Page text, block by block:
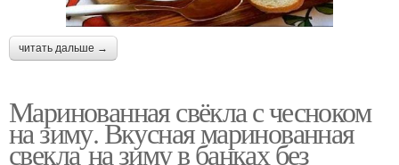
читать дальше →
Маринованная свёкла с чесноком
на зиму. Вкусная маринованная
свекла на зиму в банках без